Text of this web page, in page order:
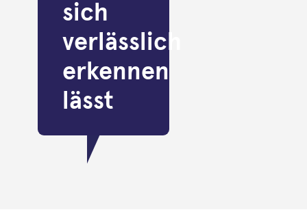
sich
verlässlich
erkennen
lässt